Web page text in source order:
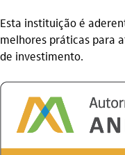
Esta instituição é
melhores práticas para
de investimento.